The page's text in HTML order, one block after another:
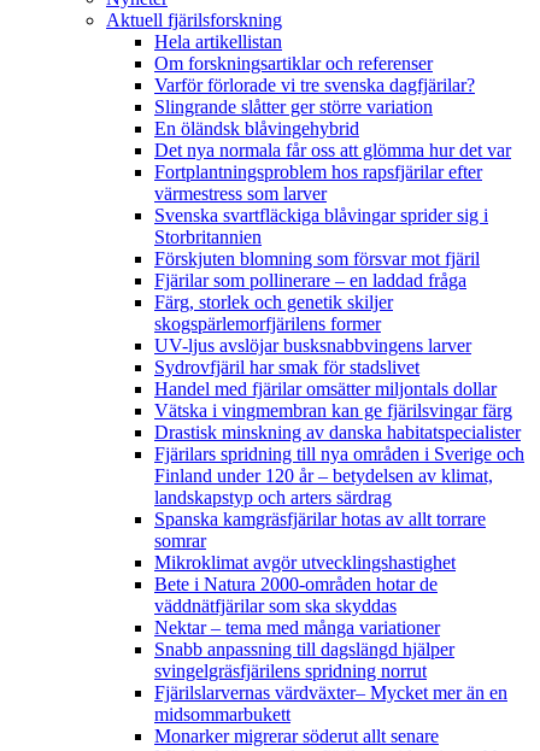
Aktuell fjärilsforskning
Hela artikellistan
Om forskningsartiklar och referenser
Varför förlorade vi tre svenska dagfjärilar?
Slingrande slåtter ger större variation
En öländsk blåvingehybrid
Det nya normala får oss att glömma hur det var
Fortplantningsproblem hos rapsfjärilar efter
värmestress som larver
Svenska svartfläckiga blåvingar sprider sig i
Storbritannien
Förskjuten blomning som försvar mot fjäril
Fjärilar som pollinerare – en laddad fråga
Färg, storlek och genetik skiljer
skogspärlemorfjärilens former
UV-ljus avslöjar busksnabbvingens larver
Sydrovfjäril har smak för stadslivet
Handel med fjärilar omsätter miljontals dollar
Vätska i vingmembran kan ge fjärilsvingar färg
Drastisk minskning av danska habitatspecialister
Fjärilars spridning till nya områden i Sverige och
Finland under 120 år– betydelsen av klimat,
landskapstyp och arters särdrag
Spanska kamgräsfjärilar hotas av allt torrare
somrar
Mikroklimat avgör utvecklingshastighet
Bete i Natura 2000-områden hotar de
väddnätfjärilar som ska skyddas
Nektar – tema med många variationer
Snabb anpassning till dagslängd hjälper
svingelgräsfjärilens spridning norrut
Fjärilslarvernas värdväxter– Mycket mer än en
midsommarbukett
Monarker migrerar söderut allt senare